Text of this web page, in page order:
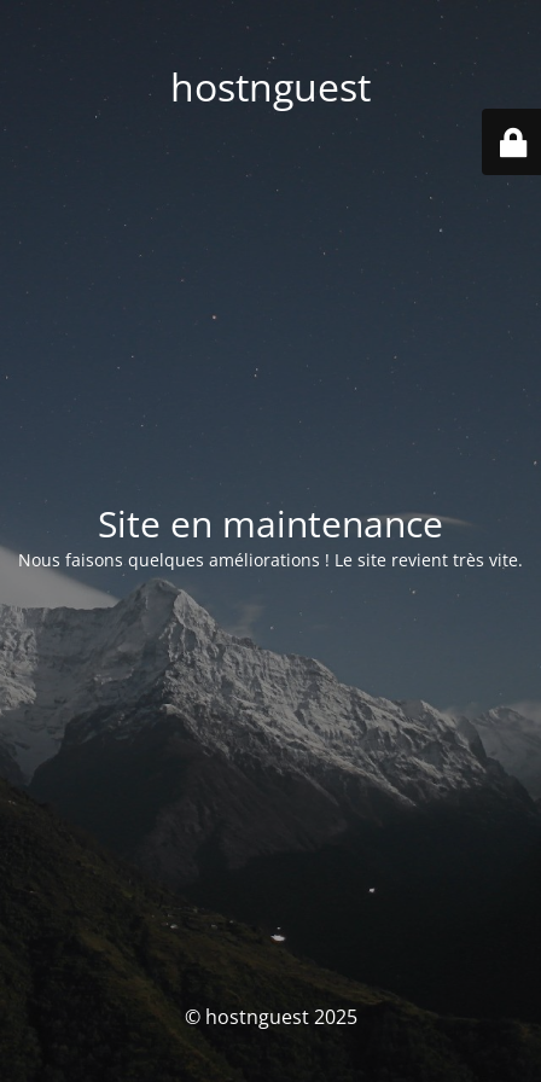
hostnguest
Site en maintenance
Nous faisons quelques améliorations ! Le site revient très vite.
© hostnguest 2025